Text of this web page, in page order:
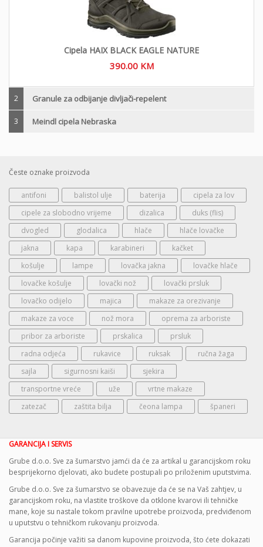
Cipela HAIX BLACK EAGLE NATURE
390.00 KM
2 Granule za odbijanje divljači-repelent
3 Meindl cipela Nebraska
Česte oznake proizvoda
antifoni balistol ulje baterija
cipela za lov
cipele za slobodno vrijeme
dizalica
duks (flis)
dvogled
glodalica hlače
hlače lovačke
jakna
kapa karabineri
kačket
košulje
lampe lovačka jakna
lovačke hlače
lovačke košulje
lovački nož
lovački prsluk
lovačko odijelo
majica
makaze za orezivanje
makaze za voce
nož mora
oprema za arboriste
pribor za arboriste
prskalica
prsluk
radna odjeća
rukavice ruksak
ručna žaga
sajla
sigurnosni kaiši
sjekira
transportne vreće
uže
vrtne makaze
zatezač
zaštita bilja čeona lampa španeri
GARANCIJA I SERVIS
Grube d.o.o. Sve za šumarstvo jamći da će za artikal u garancijskom roku
besprijekorno djelovati, ako budete postupali po priloženim uputstvima.
Grube d.o.o. Sve za šumarstvo se obavezuje da će se na Vaš zahtjev, u
garancijskom roku, na vlastite troškove da otklone kvarovi ili tehničke
mane, koje su nastale tokom pravilne upotrebe proizvoda, predviđenom
u uputstvu o tehničkom rukovanju proizvoda.
Garancija počinje važiti sa danom kupovine proizvoda, što ćete dokazati